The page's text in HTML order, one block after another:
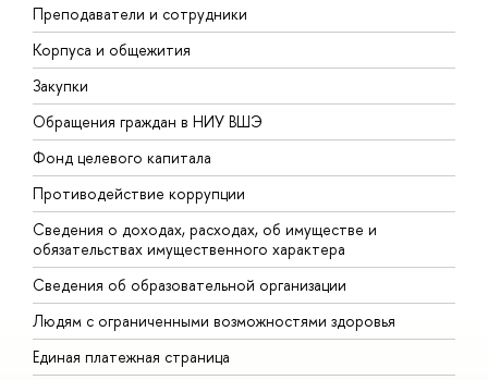
Преподаватели и сотрудники
Корпуса и общежития
Закупки
Обращения граждан в НИУ ВШЭ
Фонд целевого капитала
Противодействие коррупции
Сведения о доходах, расходах, об имуществе и
обязательствах имущественного характера
Сведения об образовательной организации
Людям с ограниченными возможностями здоровья
Единая платежная страница